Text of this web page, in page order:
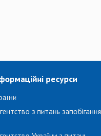
ресурси
з питань запобігання